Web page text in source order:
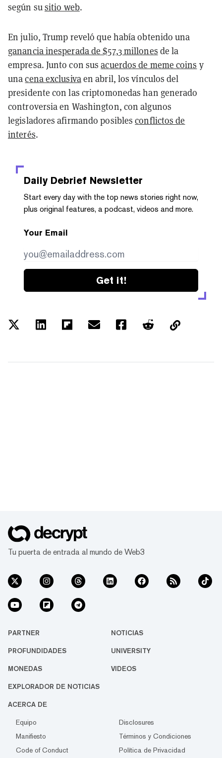
según susitio web.
En julio, Trump reveló que había obtenido una
ganancia inesperada de $57,3 millones de la
empresa. Junto con susacuerdos de meme coins y
unacena exclusivaen abril, los vínculos del
presidente con las criptomonedas han generado
controversia en Washington, con algunos
legisladores afirmando posiblesconflictos de
interés.
Daily Debrief Newsletter
Start every day with the top news stories right now,
plus original features, a podcast, videos and more.
Your Email
Get it!
Tu puerta de entrada al mundo de Web3
PARTNER NOTICIAS
PROFUNDIDADES UNIVERSITY
MONEDAS VIDEOS
EXPLORADOR DE NOTICIAS
ACERCA DE
Equipo
Disclosures
Manifiesto
Términos y Condiciones
Code of Conduct
Política de Privacidad